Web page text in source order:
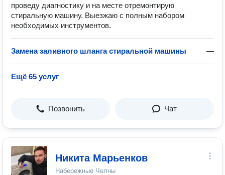
проведу диагностику и на месте отремонтирую
стиральную машину. Выезжаю с полным набором
необходимых инструментов.
Замена заливного шланга стиральной машины —
Ещё 65 услуг
Позвонить Чат
Никита Марьенков
Набережные Челны